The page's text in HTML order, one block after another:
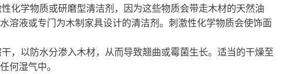
化学物质或研磨型清洁剂，因为这些物质会带走木材的天然油
溶液或专门为木制家具设计的清洁剂。刺激性化学物质会使饰面
，以防水分渗入木材，从而导致翘曲或霉菌生长。适当的干燥至
何湿气中。